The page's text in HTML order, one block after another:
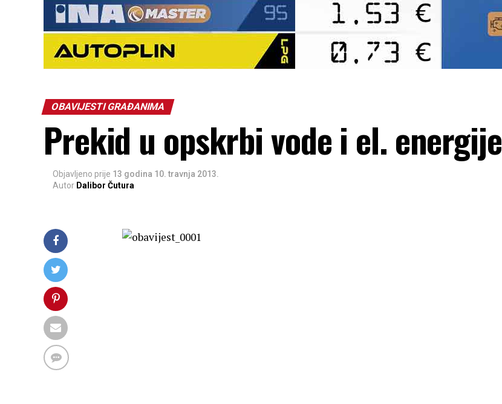
OBAVIJESTI GRAĐANIMA
Prekid u opskrbi vode i el. energije
Objavljeno prije 13 godina 10. travnja 2013.
Autor Dalibor Čutura